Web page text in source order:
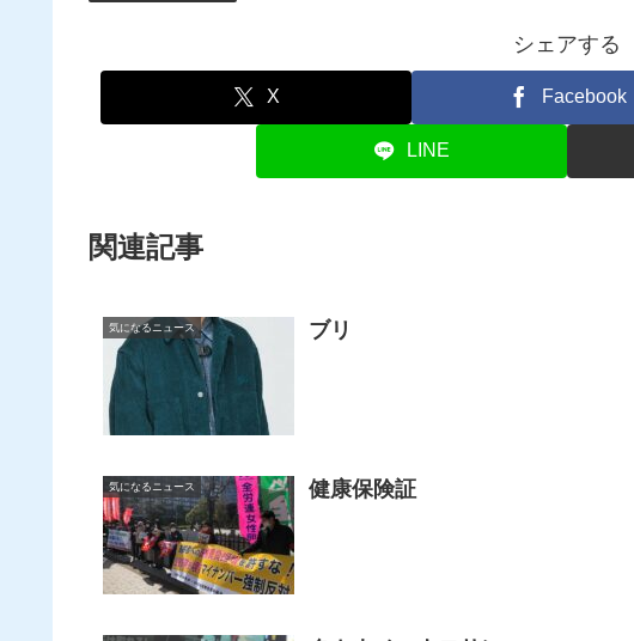
シェアする
X Facebook
LINE
関連記事
気になるニュース ブリ
気になるニュース 健康保険証